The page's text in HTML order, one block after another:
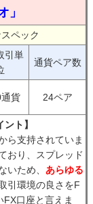
」
ペック
引単
通貨ペア数
貨 24ペア
ト】
ら支持されていま
おり、スプレッド
いため、 あらゆる
引環境の良さをF
口座と言えま